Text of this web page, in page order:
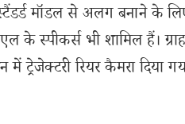
मॉडल से अलग बनाने के
स्पीकर्स भी शामिल हैं।
ट्रेजेक्टरी रियर कैमरा दिया